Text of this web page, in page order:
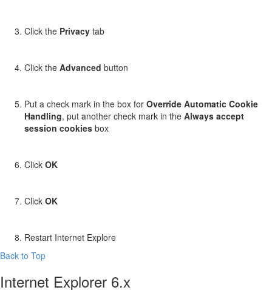
Click the Privacy tab
Click the Advanced button
Put a check mark in the box for Override Automatic Cookie
Handling, put another check mark in the Always accept
session cookies box
Click OK
Click OK
Restart Internet Explore
Back to Top
Internet Explorer 6.x